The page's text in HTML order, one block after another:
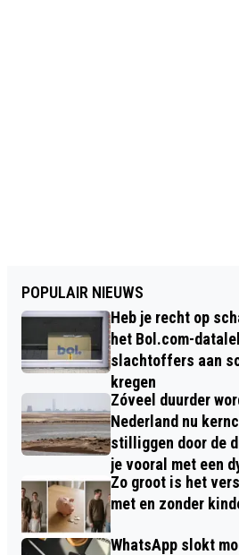
POPULAIR NIEUWS
Heb je recht op
het Bol.com-
slachtoffers aan
kregen
Zóveel duurder
Nederland nu
stilliggen door de
je vooral met een
Zo groot is het
met en zonder
WhatsApp slokt